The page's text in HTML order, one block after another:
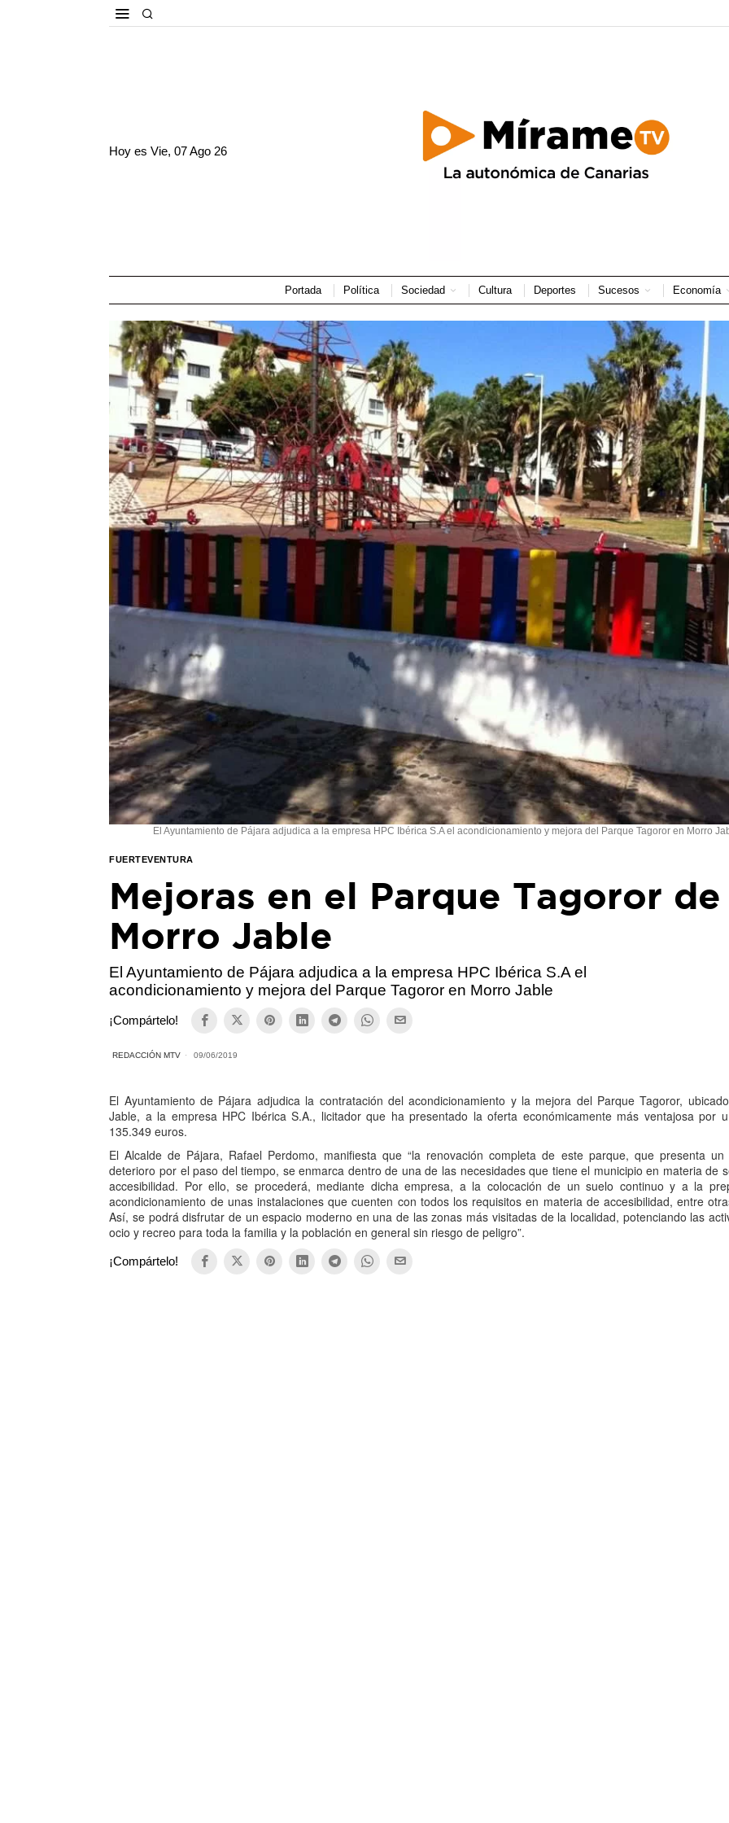
Hoy esVie, 07 Ago 26
Portada Política Sociedad Cultura Deportes Sucesos Economía
El Ayuntamiento de Pájara adjudica a la empresa HPC Ibérica S.A el acondicionamiento y mejora del Parque Tagoror en Morro
FUERTEVENTURA
Mejoras en el Parque Tagoror de
Morro Jable
El Ayuntamiento de Pájara adjudica a la empresa HPC Ibérica S.A el
acondicionamiento y mejora del Parque Tagoror en Morro Jable
¡Compártelo!
REDACCIÓN MTV 09/06/2019
El Ayuntamiento de Pájara adjudica la contratación del acondicionamiento y la mejora del Parque Tagoror,
Jable, a la empresa HPC Ibérica S.A., licitador que ha presentado la oferta económicamente más ventajosa por
135.349 euros.
El Alcalde de Pájara, Rafael Perdomo, manifiesta que “la renovación completa de este parque, que presenta
deterioro por el paso del tiempo, se enmarca dentro de una de las necesidades que tiene el municipio en materia de
accesibilidad. Por ello, se procederá, mediante dicha empresa, a la colocación de un suelo continuo y a la
acondicionamiento de unas instalaciones que cuenten con todos los requisitos en materia de accesibilidad, entre
Así, se podrá disfrutar de un espacio moderno en una de las zonas más visitadas de la localidad, potenciando las
ocio y recreo para toda la familia y la población en general sin riesgo de peligro”.
¡Compártelo!